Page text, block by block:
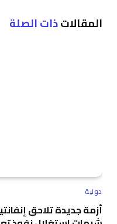
المقالاتذات الصلة
دولية
أزمة جديدة تلاحق